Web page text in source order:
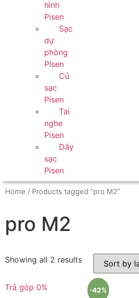
hình
Pisen
Sạc
dự
phòng
PIsen
Củ
sạc
Pisen
Tai
nghe
Pisen
Dây
sạc
Pisen
Home / Products tagged “pro M2”
pro M2
Showing all 2 results
Trả góp 0% -42%